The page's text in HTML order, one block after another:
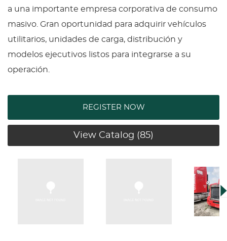
a una importante empresa corporativa de consumo
masivo. Gran oportunidad para adquirir vehículos
utilitarios, unidades de carga, distribución y
modelos ejecutivos listos para integrarse a su
operación.
REGISTER NOW
View Catalog (85)